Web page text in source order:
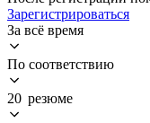
Зарегистрироваться
За всё время
По соответствию
20 резюме